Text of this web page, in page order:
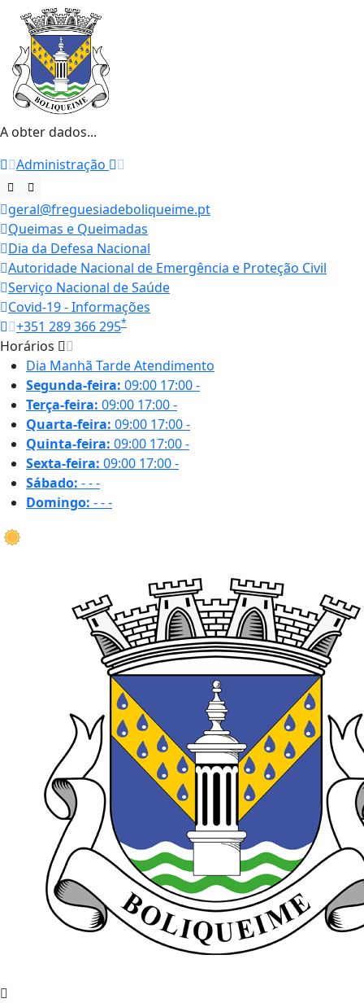
A obter dados...
Administração
geral@freguesiadeboliqueime.pt
Queimas e Queimadas
Dia da Defesa Nacional
Autoridade Nacional de Emergência e Proteção Civil
Serviço Nacional de Saúde
Covid-19 - Informações
+351 289 366 295*
Horários
Dia Manhã TardeAtendimento
Segunda-feira: 09:00 17:00-
Terça-feira: 09:00 17:00-
Quarta-feira: 09:00 17:00-
Quinta-feira: 09:00 17:00-
Sexta-feira: 09:00 17:00-
Sábado: ---
Domingo: ---